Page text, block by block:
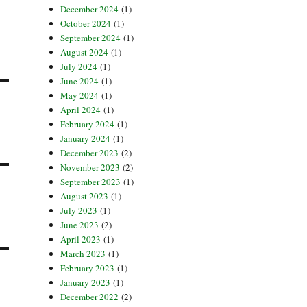
December 2024 (1)
October 2024 (1)
September 2024 (1)
August 2024 (1)
July 2024 (1)
June 2024 (1)
May 2024 (1)
April 2024 (1)
February 2024 (1)
January 2024 (1)
December 2023 (2)
November 2023 (2)
September 2023 (1)
August 2023 (1)
July 2023 (1)
June 2023 (2)
April 2023 (1)
March 2023 (1)
February 2023 (1)
January 2023 (1)
December 2022 (2)